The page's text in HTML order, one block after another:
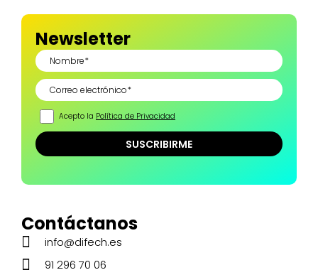
Newsletter
Acepto la Política de Privacidad
Contáctanos
info@difech.es
91 296 70 06